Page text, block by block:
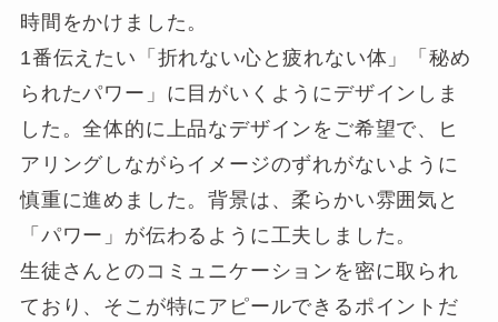
時間をかけました。
1番伝えたい「折れない心と疲れない体」「秘め
られたパワー」に目がいくようにデザインしま
した。全体的に上品なデザインをご希望で、ヒ
アリングしながらイメージのずれがないように
慎重に進めました。背景は、柔らかい雰囲気と
「パワー」が伝わるように工夫しました。
生徒さんとのコミュニケーションを密に取られ
ており、そこが特にアピールできるポイントだ